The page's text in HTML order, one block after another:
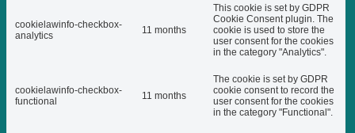
cookielawinfo-checkbox-
analytics
11 months
This cookie is set by GDPR
Cookie Consent plugin. The
cookie is used to store the
user consent for the cookies
in the category "Analytics".
cookielawinfo-checkbox-
functional
11 months
The cookie is set by GDPR
cookie consent to record the
user consent for the cookies
in the category "Functional".